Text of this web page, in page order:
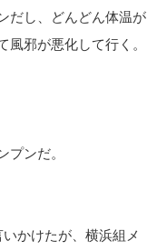
だし、どんどん体温が
邪が悪化して行く。
プンだ。
かけたが、横浜組メ